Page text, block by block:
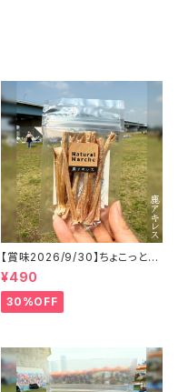
【賞味2026/9/30】ちょこっと
「鹿アキレス」ジビエ鹿 おやつ
¥490
30%OFF